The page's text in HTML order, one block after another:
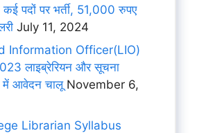
कई पदों पर भर्ती, 51,000 रुपए
July 11, 2024
Information Officer(LIO)
लाइब्रेरियन और सूचना
में आवेदन चालूNovember 6,
Librarian Syllabus